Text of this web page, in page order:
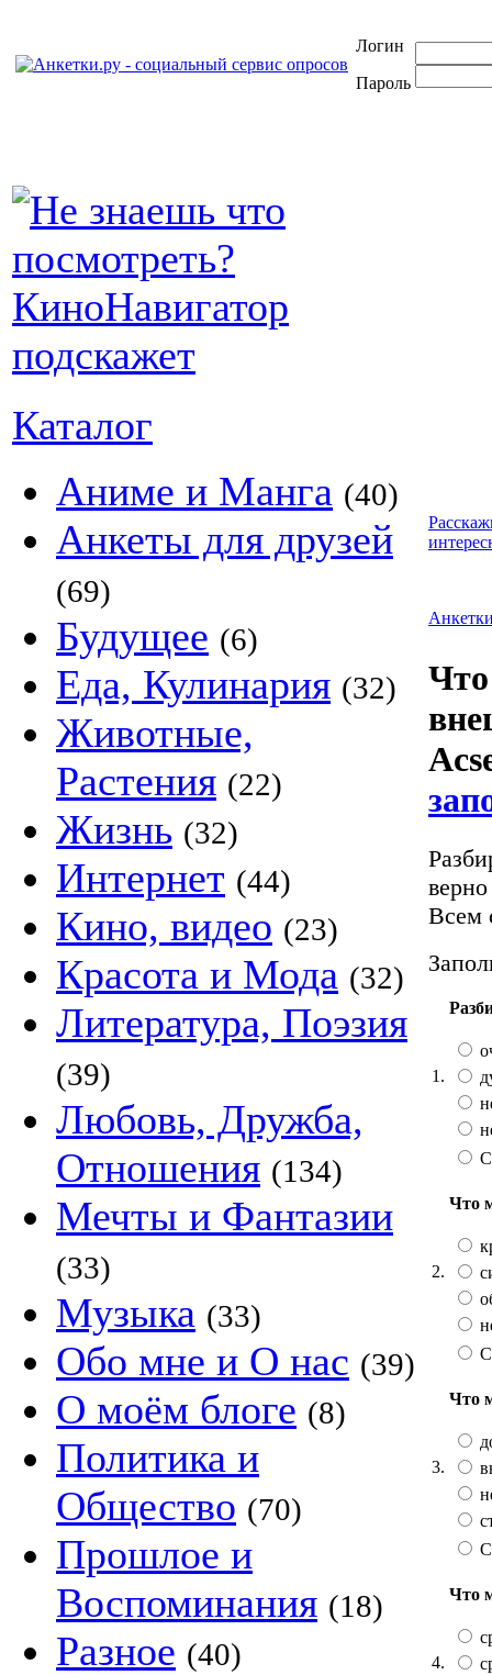
Логин
Пароль
Каталог
Аниме и Манга (40)
Анкеты для друзей
(69)
Будущее (6)
Еда, Кулинария (32)
Животные,
Растения (22)
Жизнь (32)
Интернет (44)
Кино, видео (23)
Красота и Мода (32)
Литература, Поэзия
(39)
Любовь, Дружба,
Отношения (134)
Мечты и Фантазии
(33)
Музыка (33)
Обо мне и О нас (39)
О моём блоге (8)
Политика и
Общество (70)
Прошлое и
Воспоминания (18)
Разное (40)
Что
Всем
1.
2.
Что
3.
Что
4.
Что